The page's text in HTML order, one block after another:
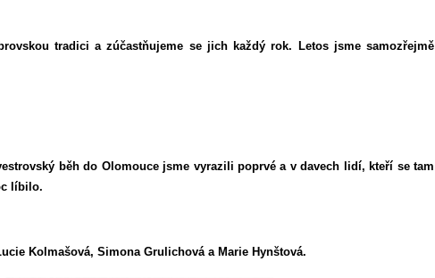
tradici a zúčastňujeme se jich každý rok. Letos jsme samozřejmě
běh do Olomouce jsme vyrazili poprvé a v davech lidí, kteří se tam
líbilo.
Kolmašová, Simona Grulichová a Marie Hynštová.